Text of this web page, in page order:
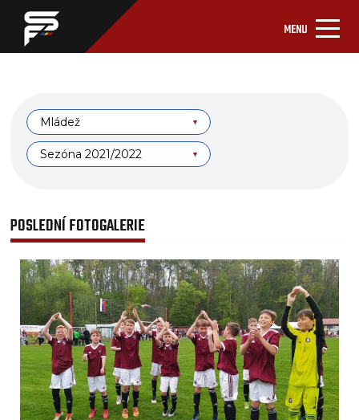
MENU
Mládež
Sezóna 2021/2022
POSLEDNÍ FOTOGALERIE